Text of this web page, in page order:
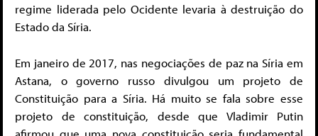
regime liderada pelo Ocidente levaria à destruição do
Estado da Síria.
Em janeiro de 2017, nas negociações de paz na Síria em
Astana, o governo russo divulgou um projeto de
Constituição para a Síria. Há muito se fala sobre esse
projeto de constituição, desde que Vladimir Putin